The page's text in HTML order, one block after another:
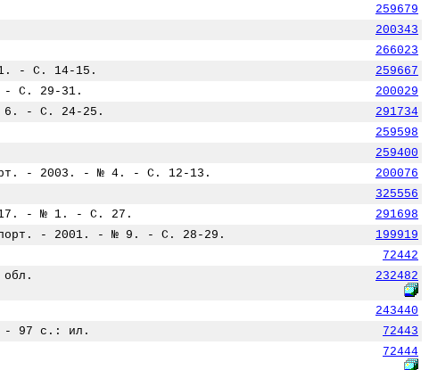
259679
200343
266023
- С. 14-15.
259667
- С. 29-31.
200029
6. - С. 24-25.
291734
259598
259400
- 2003. - № 4. - С. 12-13.
200076
325556
- № 1. - С. 27.
291698
спорт. - 2001. - № 9. - С. 28-29.
199919
72442
232482
243440
- 97 с.: ил.
72443
72444